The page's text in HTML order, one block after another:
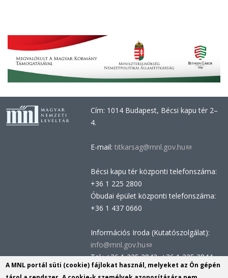
Cím: 1014 Budapest, Bécsi kapu tér 2–
4.
E-mail: titkarsag@mnl.gov.hu(link
e-
Bécsi kapu tér központi telefonszáma:
+36 1 225 2800
Óbudai épület központi telefonszáma:
+36 1 437 0660
Információs Iroda (Kutatószolgálat):
info@mnl.gov.hu(link
sends
e-
Tel.: +36 1 225 2843, +36 1 225 2844
Postacím: 1014 Budapest, Bécsi kapu
A MNL portál süti (cookie) fájlokat használ, melyeket az Ön gépén